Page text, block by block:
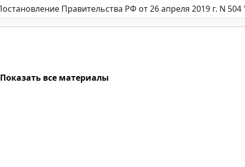
Показать все материалы